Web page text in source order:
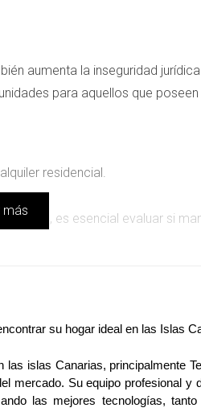
aumenta la inseguridad
para aquellos que
residencial.
tanto, es esencial evaluar si
Durante años, ha alquilado
vender antes de que su
más
su hogar ideal en las Islas
las islas Canarias, principalmente
mercado. Su equipo profesional y
las mejores tecnologías,